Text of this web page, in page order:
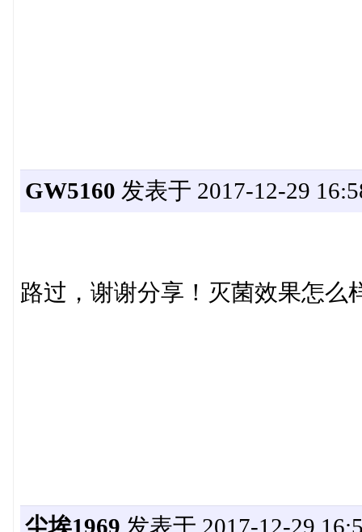
GW5160 发表于 2017-12-29
路过，谢谢分享！灭菌效果怎么
尘埃1969 发表于 2017-12-29